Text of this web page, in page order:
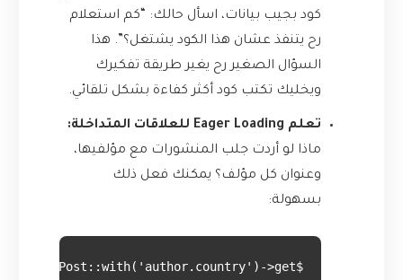
كود بجيب بيانات، اسأل حالك: “كم استعلام
رح يتنفذ عشان هذا الكود يشتغل؟”. هذا
السؤال الصغير رح يغير طريقة تفكيرك
ويخليك تكتب كود أكثر كفاءة بشكل تلقائي.
تعلم Eager Loading للعلاقات المتداخلة:
ماذا لو أردت جلب المنشورات مع مؤلفيها،
وعنوان كل مؤلف؟ يمكنك فعل ذلك
بسهولة:
$posts = Post::with('author.country')->get();